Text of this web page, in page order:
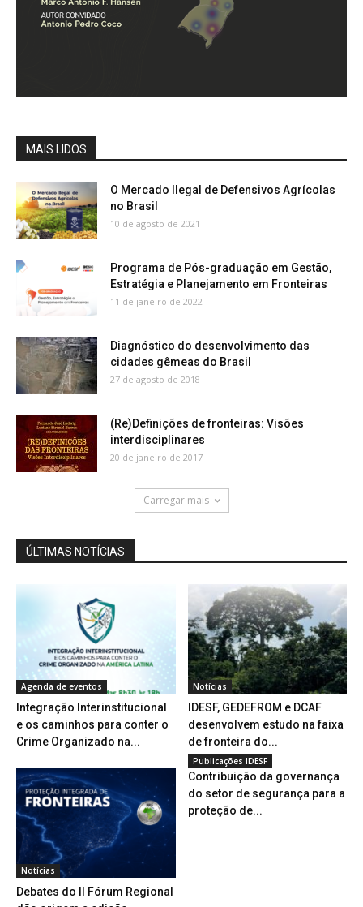
MAIS LIDOS
O Mercado Ilegal de Defensivos Agrícolas
no Brasil
10 de agosto de 2021
Programa de Pós-graduação em Gestão,
Estratégia e Planejamento em Fronteiras
11 de janeiro de 2022
Diagnóstico do desenvolvimento das
cidades gêmeas do Brasil
27 de agosto de 2018
(Re)Definições de fronteiras: Visões
interdisciplinares
20 de janeiro de 2017
Carregar mais
ÚLTIMAS NOTÍCIAS
Agenda de eventos
Integração Interinstitucional
e os caminhos para conter o
Crime Organizado na...
Notícias
IDESF, GEDEFROM e DCAF
desenvolvem estudo na faixa
de fronteira do...
Notícias
Debates do II Fórum Regional
Publicações IDESF
Contribuição da governança
do setor de segurança para a
proteção de...